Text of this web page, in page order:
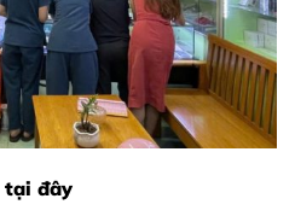
tại đây